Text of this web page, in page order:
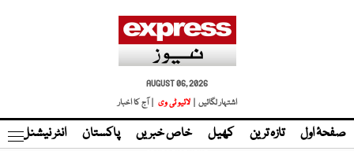
AUGUST 06, 2026
اشتہار لگائیں |
لائیو ٹی وی | آج کا اخبار
صفحۂ اول تازہ ترین کھیل خاص خبریں پاکستان انٹر نیشنل